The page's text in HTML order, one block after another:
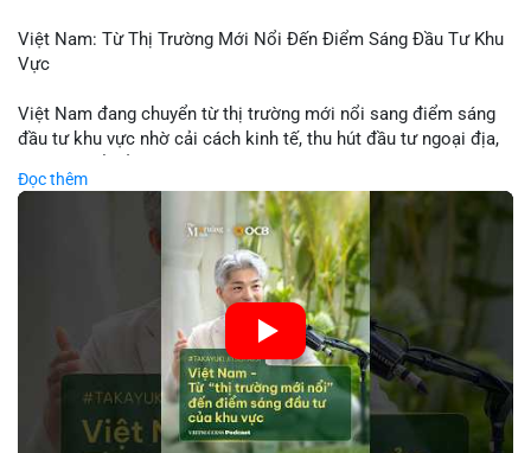
Việt Nam: Từ Thị Trường Mới Nổi Đến Điểm Sáng Đầu Tư Khu
Vực
Việt Nam đang chuyển từ thị trường mới nổi sang điểm sáng
đầu tư khu vực nhờ cải cách kinh tế, thu hút đầu tư ngoại địa,
hội cho nhà đầu tư lặp lại mô hình thành công của các quốc
gia đang phát triển. Nền tảng crypto tại Việt Nam cũng tăng
trưởng nhờ chính sách ổn định và sự quan tâm từ nhà đầu tư
🎥 Xem video trực tiếp tại:
Nguồn: VIETSUCCESS
Đọc thêm